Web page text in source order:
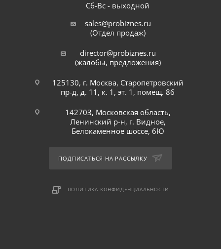
Сб-Вс - выходной
sales@probiznes.ru
(Отдел продаж)
director@probiznes.ru
(жалобы, предложения)
125130, г. Москва, Старопетровский
пр-д, д. 11, к. 1, эт. 1, помещ. 86
142703, Московская область,
Ленинский р-н, г. Видное,
Белокаменное шоссе, 6Ю
ПОДПИСАТЬСЯ НА РАССЫЛКУ
ПОЛИТИКА КОНФИДЕНЦИАЛЬНОСТИ